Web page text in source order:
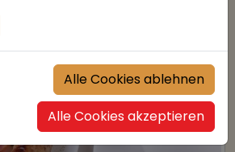
Alle Cookies ablehnen
Alle Cookies akzeptieren